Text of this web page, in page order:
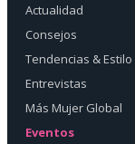
Actualidad
Consejos
Tendencias & Estilo
Entrevistas
Más Mujer Global
Eventos